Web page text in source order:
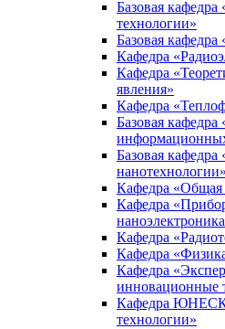
Базовая
технологии»
Базовая
Кафедра
Кафедра
явления»
Кафедра
Базовая кафедра
Базовая кафедра
нанотехнологии»
Кафедра «Общая
Кафедра
Кафедра
Кафедра
Кафедра
инновационные
Кафедра
технологии»